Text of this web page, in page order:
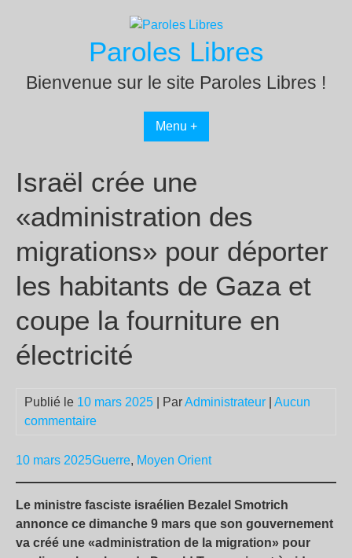
Paroles Libres
Bienvenue sur le site Paroles Libres !
Menu +
Israël crée une
«administration des
migrations» pour déporter
les habitants de Gaza et
coupe la fourniture en
électricité
Publié le 10 mars 2025 | ParAdministrateur
Aucun
commentaire
10 mars 2025Guerre, Moyen Orient
Le ministre fasciste israélien Bezalel Smotrich
annonce ce dimanche 9 mars que son gouvernement
va créé une «administration de la migration» pour